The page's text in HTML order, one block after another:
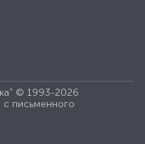
© 1993-2026
с письменного